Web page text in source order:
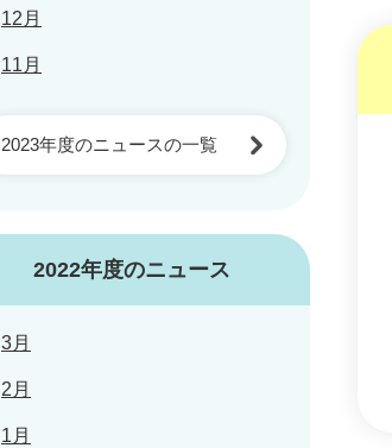
12月
11月
2023年度のニュースの一覧
2022年度のニュース
3月
2月
1月